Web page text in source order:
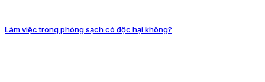
Làm việc trong phòng sạch có độc hại không?